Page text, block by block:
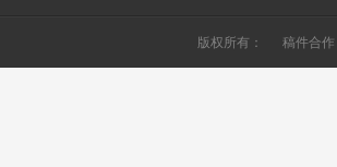
版权所有： 稿件合作